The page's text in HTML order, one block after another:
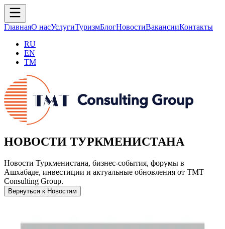
ГлавнаяО насУслугиТуризмБлогНовостиВакансииКонтакты
RU
EN
TM
НОВОСТИ ТУРКМЕНИСТАНА
Новости Туркменистана, бизнес-события, форумы в
Ашхабаде, инвестиции и актуальные обновления от TMT
Consulting Group.
Вернуться к Новостям